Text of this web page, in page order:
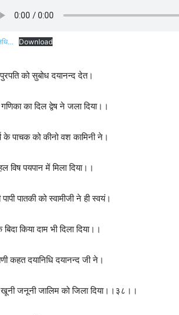
Download
को सुबोध दयानन्द देत।
का दिल द्वेष ने जला दिया।।
के पाचक को कीनो वश कामिनी ने।
विष पयपान में मिला दिया।।
पापी पातकी को स्वामीजी ने ही स्वयं।
किया दाम भी दिला दिया।।
कहत दयानिधि दयानन्द जी ने।
जनूनी जालिम को जिला दिया।।३८।।